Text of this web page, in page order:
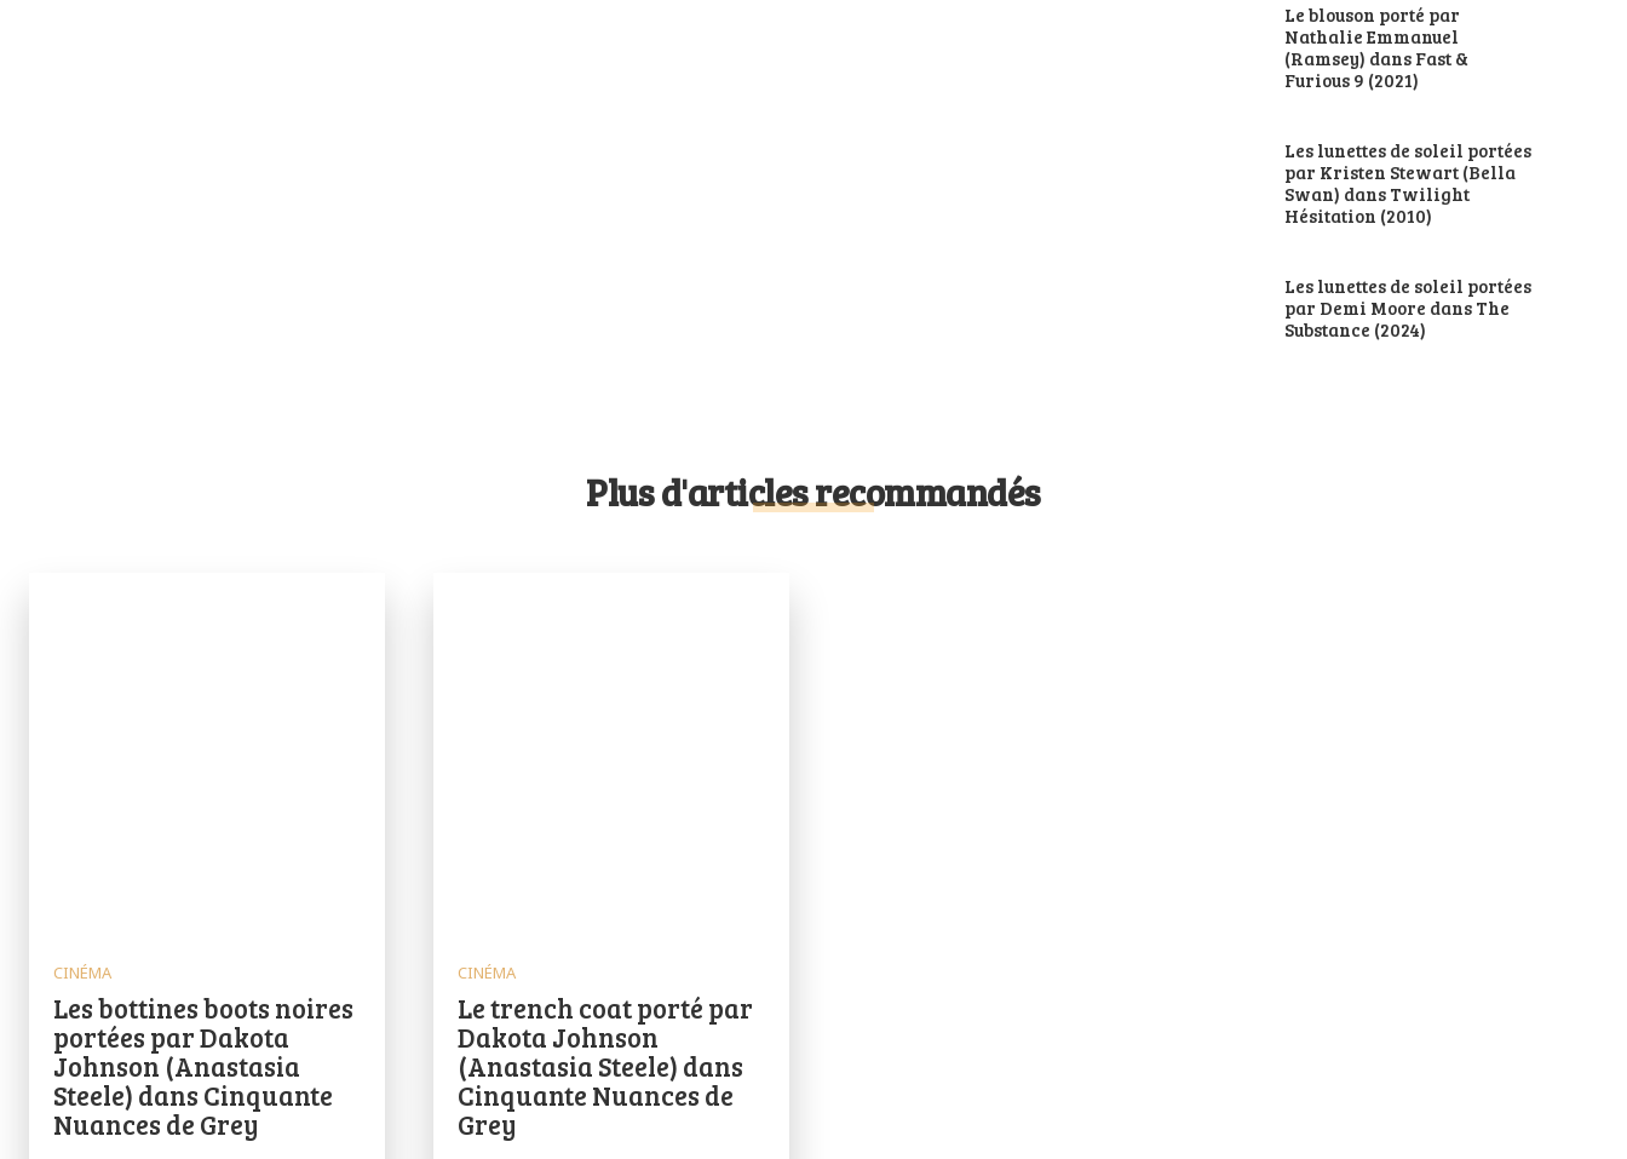
Le blouson porté par
Nathalie Emmanuel
(Ramsey) dans Fast &
Furious 9 (2021)
Les lunettes de soleil portées
par Kristen Stewart (Bella
Swan) dans Twilight
Hésitation (2010)
Les lunettes de soleil portées
par Demi Moore dans The
Substance (2024)
Plus d'articles recommandés
CINÉMA
Les bottines boots noires
portées par Dakota
Johnson (Anastasia
Steele) dans Cinquante
Nuances de Grey
CINÉMA
Le trench coat porté par
Dakota Johnson
(Anastasia Steele) dans
Cinquante Nuances de
Grey